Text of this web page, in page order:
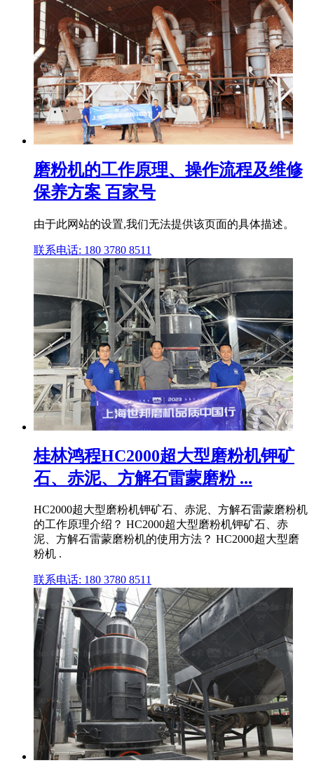
磨粉机的工作原理、操作流程及维修
保养方案 百家号
由于此网站的设置,我们无法提供该页面的具体描述。
联系电话: 180 3780 8511
桂林鸿程HC2000超大型磨粉机钾矿
石、赤泥、方解石雷蒙磨粉 ...
HC2000超大型磨粉机钾矿石、赤泥、方解石雷蒙磨粉机
的工作原理介绍？ HC2000超大型磨粉机钾矿石、赤
泥、方解石雷蒙磨粉机的使用方法？ HC2000超大型磨
粉机 .
联系电话: 180 3780 8511